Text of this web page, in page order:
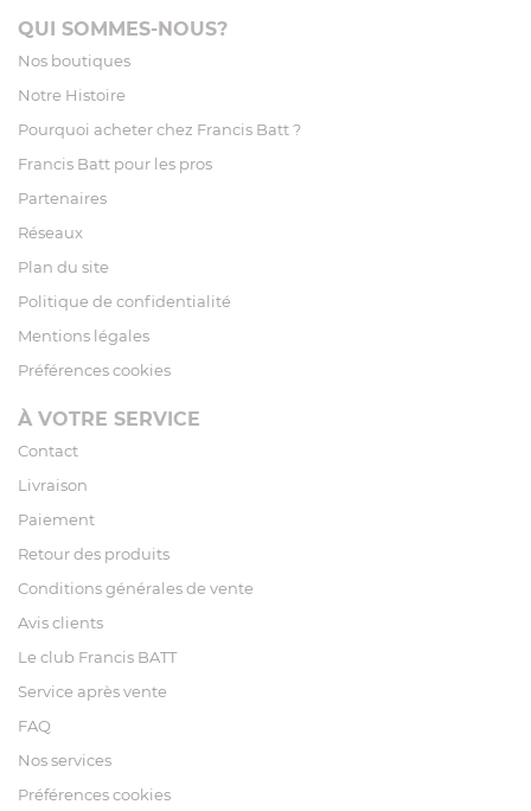
QUI SOMMES-NOUS?
Nos boutiques
Notre Histoire
Pourquoi acheter chez Francis Batt ?
Francis Batt pour les pros
Partenaires
Réseaux
Plan du site
Politique de confidentialité
Mentions légales
Préférences cookies
À VOTRE SERVICE
Contact
Livraison
Paiement
Retour des produits
Conditions générales de vente
Avis clients
Le club Francis BATT
Service après vente
FAQ
Nos services
Préférences cookies